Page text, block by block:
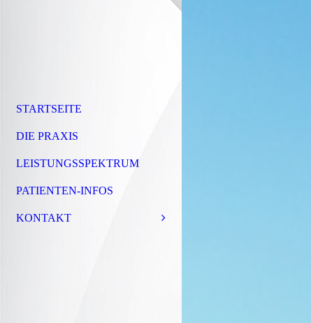
STARTSEITE
DIE PRAXIS
LEISTUNGSSPEKTRUM
PATIENTEN-INFOS
KONTAKT